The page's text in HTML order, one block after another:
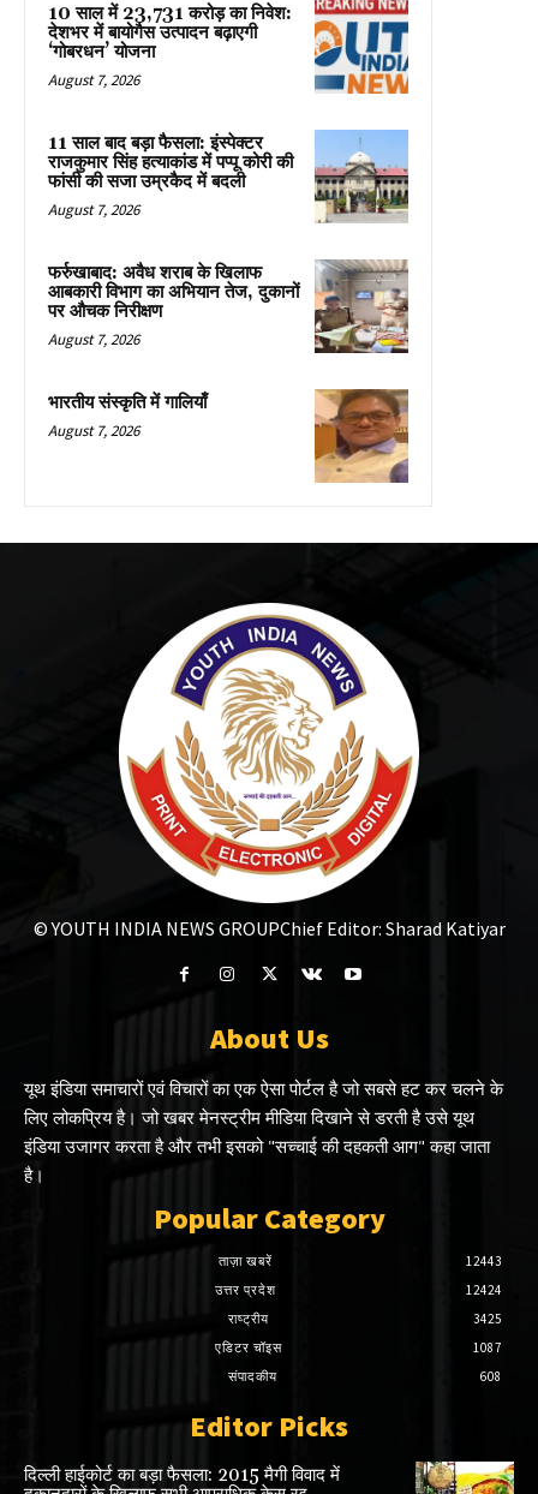
10 साल में 23,731 करोड़ का निवेश:
देशभर में बायोगैस उत्पादन बढ़ाएगी
‘गोबरधन’ योजना
August 7, 2026
11 साल बाद बड़ा फैसला: इंस्पेक्टर
राजकुमार सिंह हत्याकांड में पप्पू कोरी की
फांसी की सजा उम्रकैद में बदली
August 7, 2026
फर्रुखाबाद: अवैध शराब के खिलाफ
आबकारी विभाग का अभियान तेज, दुकानों
पर औचक निरीक्षण
August 7, 2026
भारतीय संस्कृति में गालियाँ
August 7, 2026
© YOUTH INDIA NEWS GROUPChief Editor: Sharad Katiyar
About Us
यूथ इंडिया समाचारों एवं विचारों का एक ऐसा पोर्टल है जो सबसे हट कर चलने के
लिए लोकप्रिय है। जो खबर मेनस्ट्रीम मीडिया दिखाने से डरती है उसे यूथ
इंडिया उजागर करता है और तभी इसको "सच्चाई की दहकती आग" कहा जाता
है।
Popular Category
ताज़ा खबरें
12443
उत्तर प्रदेश
12424
राष्ट्रीय
3425
एडिटर चॉइस
1087
संपादकीय
608
Editor Picks
दिल्ली हाईकोर्ट का बड़ा फैसला: 2015 मैगी विवाद में